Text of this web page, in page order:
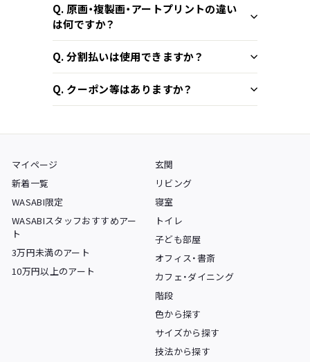
Q. 原画・複製画・アートプリントの違い
は何ですか？
Q. 分割払いは使用できますか？
Q. クーポン等はありますか？
マイページ
新着一覧
WASABI限定
WASABIスタッフおすすめアー
ト
3万円未満のアート
10万円以上のアート
玄関
リビング
寝室
トイレ
子ども部屋
オフィス・書斎
カフェ・ダイニング
階段
色から探す
サイズから探す
技法から探す